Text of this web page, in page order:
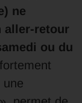
ne
aller-retour
ou du
une